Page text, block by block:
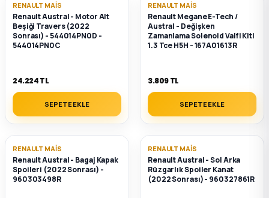
Parça
Parça
Sedan
RENAULT MAIS
Renault Austral - Motor Alt
Beşiği Travers (2022
Sonrası) - 544014PN0D -
544014PN0C
24.224 TL
SEPETE EKLE
RENAULT MAIS
Renault Megane E-Tech /
Austral - Değişken
Zamanlama Solenoid Valfi Kiti
1.3 Tce H5H - 167A01613R
3.809 TL
SEPETE EKLE
RENAULT MAIS
Renault Austral - Bagaj Kapak
Spoileri (2022 Sonrası) -
960303498R
RENAULT MAIS
Renault Austral - Sol Arka
Rüzgarlık Spoiler Kanat
(2022 Sonrası) - 960327861R